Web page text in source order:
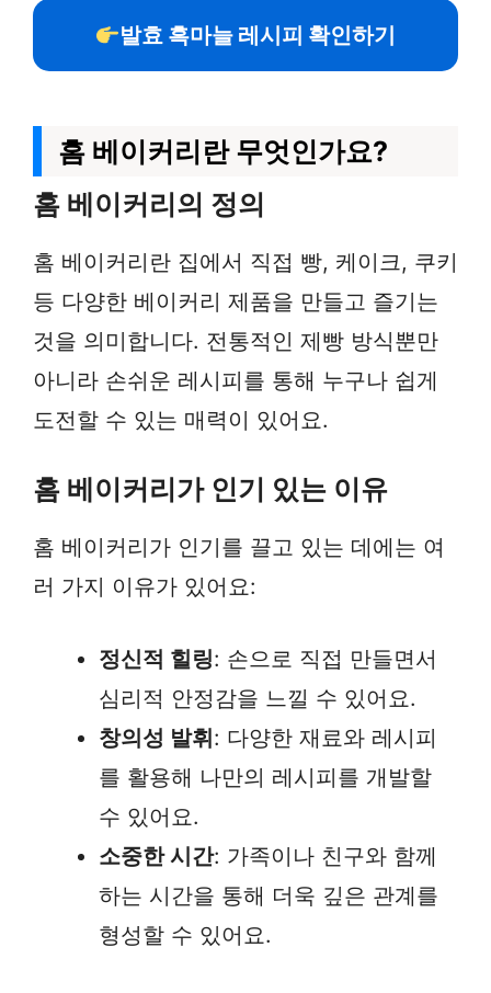
발효 흑마늘 레시피 확인하기
홈 베이커리란 무엇인가요?
홈 베이커리의 정의
홈 베이커리란 집에서 직접 빵, 케이크, 쿠키
등 다양한 베이커리 제품을 만들고 즐기는
것을 의미합니다. 전통적인 제빵 방식뿐만
아니라 손쉬운 레시피를 통해 누구나 쉽게
도전할 수 있는 매력이 있어요.
홈 베이커리가 인기 있는 이유
홈 베이커리가 인기를 끌고 있는 데에는 여
러 가지 이유가 있어요:
정신적 힐링: 손으로 직접 만들면서
심리적 안정감을 느낄 수 있어요.
창의성 발휘: 다양한 재료와 레시피
를 활용해 나만의 레시피를 개발할
수 있어요.
소중한 시간: 가족이나 친구와 함께
하는 시간을 통해 더욱 깊은 관계를
형성할 수 있어요.